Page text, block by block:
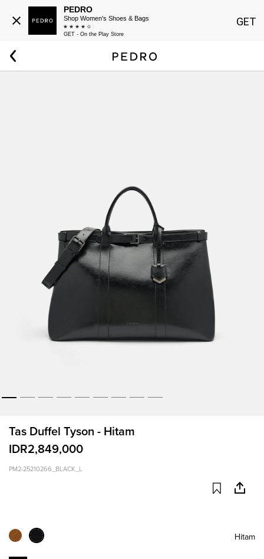
Tas Duffel Tyson - Hitam
IDR2,849,000
PM2-25210266_BLACK_L
Hitam
PEDRO
Shop Women's Shoes & Bags
GET - On the Play Store
GET